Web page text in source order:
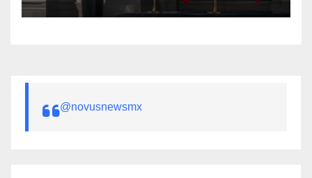
@novusnewsmx